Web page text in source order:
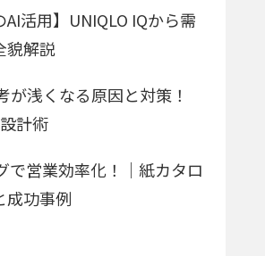
AI活用】UNIQLO IQから需
貌解説
が浅くなる原因と対策！
計術
で営業効率化！｜紙カタロ
成功事例